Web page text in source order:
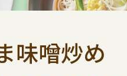
味噌炒め